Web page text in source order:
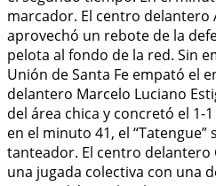
marcador. El centro delantero
aprovechó un rebote de la
pelota al fondo de la red. Sin
Unión de Santa Fe empató el
delantero Marcelo Luciano
del área chica y concretó el 1-
en el minuto 41, el “Tatengue”
tanteador. El centro delantero
una jugada colectiva con una